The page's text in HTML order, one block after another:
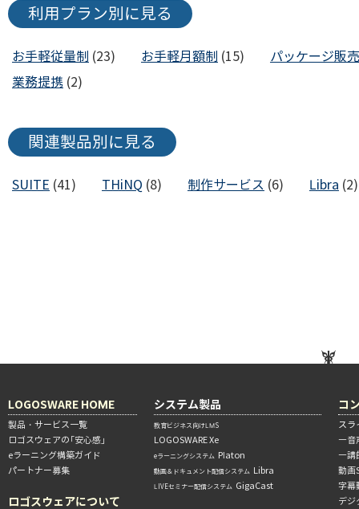
利用プラン別に見る
お手軽従量制 (23) お手軽月額制 (15)
パッケージ販売
業務提携 (2)
関連製品別に見る
SUITE (41) THiNQ (8) 制作サービス (6) Libra (2)
LOGOSWARE HOME
製品・サービス一覧
ロゴスウェアの「安心感」
eラーニング構築ガイド
パートナー募集
ロゴスウェアについて
システム製品
教育ビジネス向けLMS
LOGOSWARE Xe
eラーニングシステム Platon
動画＆ドキュメント配信システム Libra
LIVEセミナー配信システム GigaCast
コ
ス
―音
―講
動画
字幕
デジ